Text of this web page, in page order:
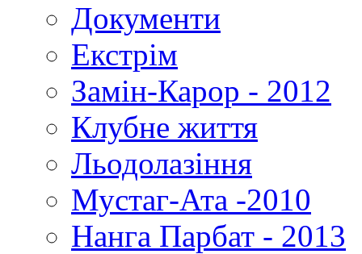
Документи
Екстрім
Замін-Карор - 2012
Клубне життя
Льодолазіння
Мустаг-Ата -2010
Нанга Парбат - 2013